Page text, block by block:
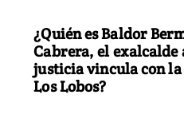
¿Quién es Baldor
Cabrera, el exalcalde
justicia vincula con la
Los Lobos?